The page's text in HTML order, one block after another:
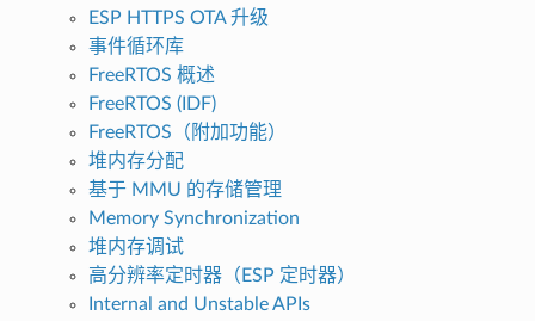
ESP HTTPS OTA 升级
事件循环库
FreeRTOS 概述
FreeRTOS (IDF)
FreeRTOS（附加功能）
堆内存分配
基于 MMU 的存储管理
Memory Synchronization
堆内存调试
高分辨率定时器（ESP 定时器）
Internal and Unstable APIs